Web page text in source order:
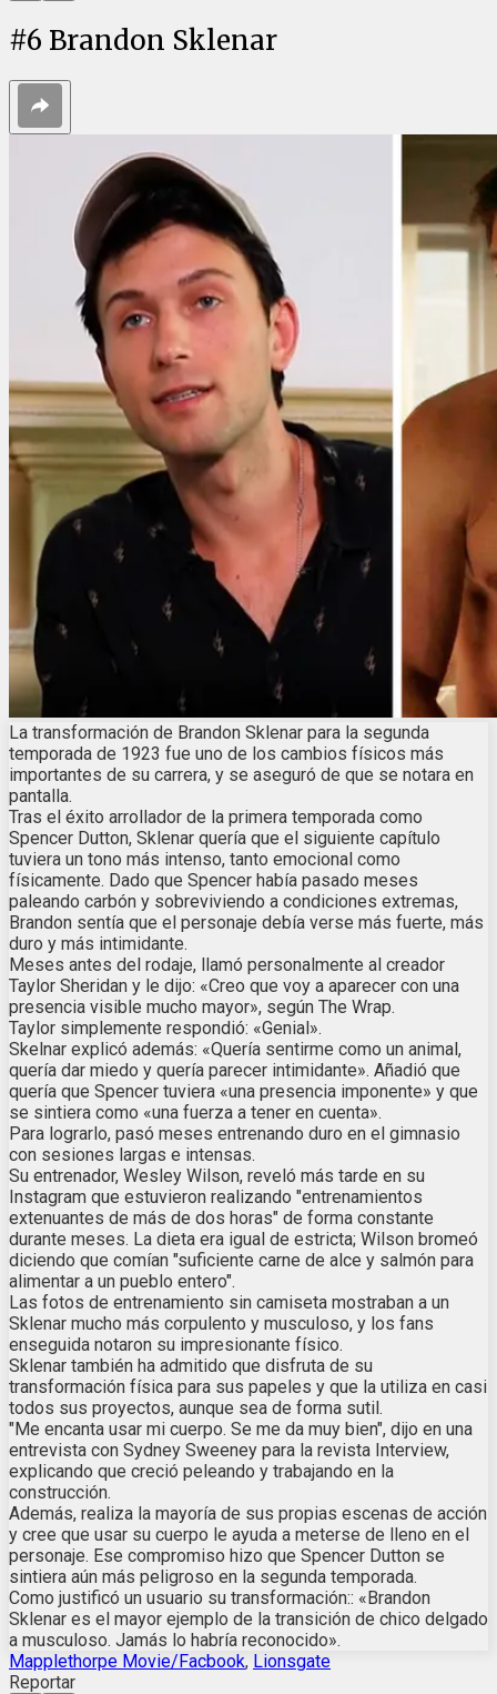
#6 Brandon Sklenar
La transformación de Brandon Sklenar para la segunda
temporada de 1923 fue uno de los cambios físicos más
importantes de su carrera, y se aseguró de que se notara en
pantalla.
Tras el éxito arrollador de la primera temporada como
Spencer Dutton, Sklenar quería que el siguiente capítulo
tuviera un tono más intenso, tanto emocional como
físicamente. Dado que Spencer había pasado meses
paleando carbón y sobreviviendo a condiciones extremas,
Brandon sentía que el personaje debía verse más fuerte, más
duro y más intimidante.
Meses antes del rodaje, llamó personalmente al creador
Taylor Sheridan y le dijo: «Creo que voy a aparecer con una
presencia visible mucho mayor», según The Wrap.
Taylor simplemente respondió: «Genial».
Skelnar explicó además: «Quería sentirme como un animal,
quería dar miedo y quería parecer intimidante». Añadió que
quería que Spencer tuviera «una presencia imponente» y que
se sintiera como «una fuerza a tener en cuenta».
Para lograrlo, pasó meses entrenando duro en el gimnasio
con sesiones largas e intensas.
Su entrenador, Wesley Wilson, reveló más tarde en su
Instagram que estuvieron realizando "entrenamientos
extenuantes de más de dos horas" de forma constante
durante meses. La dieta era igual de estricta; Wilson bromeó
diciendo que comían "suficiente carne de alce y salmón para
alimentar a un pueblo entero".
Las fotos de entrenamiento sin camiseta mostraban a un
Sklenar mucho más corpulento y musculoso, y los fans
enseguida notaron su impresionante físico.
Sklenar también ha admitido que disfruta de su
transformación física para sus papeles y que la utiliza en casi
todos sus proyectos, aunque sea de forma sutil.
"Me encanta usar mi cuerpo. Se me da muy bien", dijo en una
entrevista con Sydney Sweeney para la revista Interview,
explicando que creció peleando y trabajando en la
construcción.
Además, realiza la mayoría de sus propias escenas de acción
y cree que usar su cuerpo le ayuda a meterse de lleno en el
personaje. Ese compromiso hizo que Spencer Dutton se
sintiera aún más peligroso en la segunda temporada.
Como justificó un usuario su transformación:: «Brandon
Sklenar es el mayor ejemplo de la transición de chico delgado
a musculoso. Jamás lo habría reconocido».
Mapplethorpe Movie/Facbook, Lionsgate
Reportar